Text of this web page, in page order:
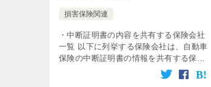
損害保険関連
・中断証明書の内容を共有する保険会社
一覧 以下に列挙する保険会社は、自動車
保険の中断証明書の情報を共有する保険
会社になります。 （カッコ内は企業正式
名称） イーデザイン損保（イーデザイン